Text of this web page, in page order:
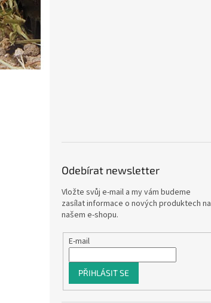
Odebírat newsletter
Vložte svůj e-mail a my vám budeme
zasílat informace o nových produktech na
našem e-shopu.
E-mail
PŘIHLÁSIT SE